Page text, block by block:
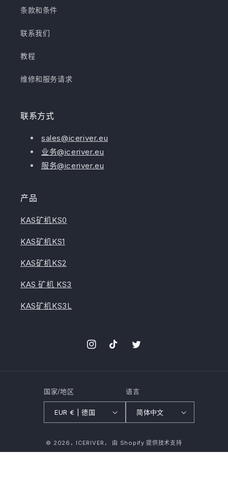
条款和条件
联系我们
教程
维修和服务请求
联系方式
sales@iceriver.eu
业务@iceriver.eu
服务@iceriver.eu
产品
KAS矿机KS0
KAS矿机KS1
KAS矿机KS2
KAS 矿机 KS3
KAS矿机KS3L
InstagramTikTok叽
喳
国家/地区
EUR € | 德国
语言
简体中文
款
© 2026， ICERIVER， 由 Shopify 提供技术支持